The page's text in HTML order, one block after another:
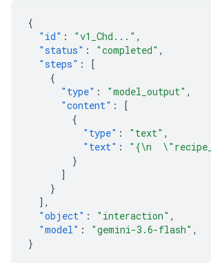
{
"id" : "v1_Chd..." ,
"status" : "completed" ,
"steps" :
[
{
"type" : "model_output" ,
"content" :
[
{
"type" : "text" ,
"text" :
"{\n
}
]
}
],
"object" : "interaction" ,
"model" : "gemini-3.6-flash" ,
}